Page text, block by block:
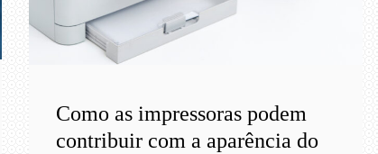
Como as impressoras podem
contribuir com a aparência do